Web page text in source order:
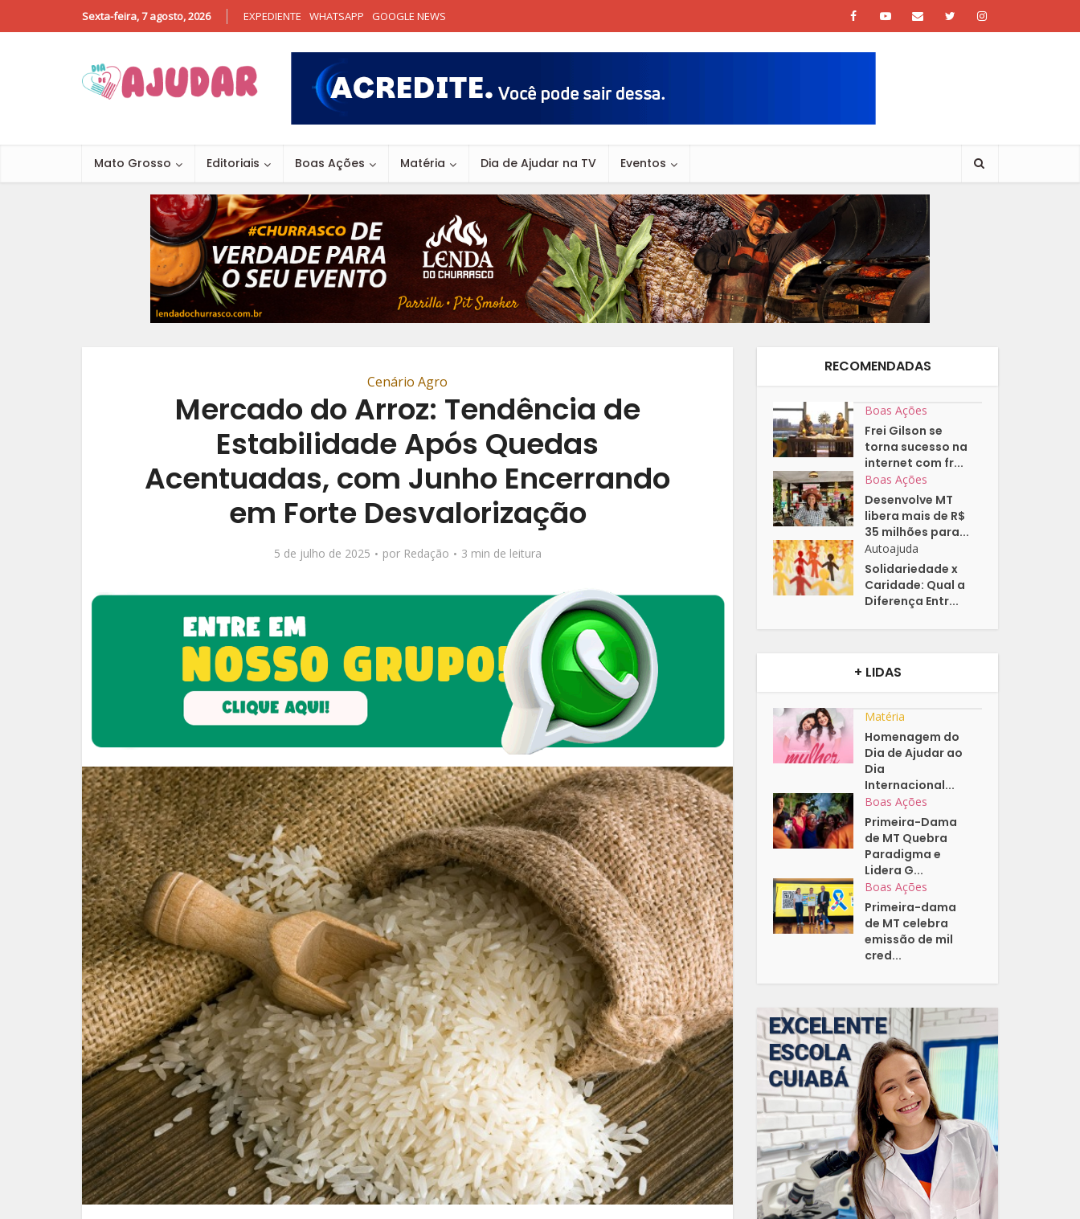
Sexta-feira, 7 agosto, 2026 EXPEDIENTE WHATSAPP GOOGLE NEWS
Mato Grosso Editoriais Boas Ações Matéria Dia de Ajudar na TV Eventos
Cenário Agro
Mercado do Arroz: Tendência de
Estabilidade Após Quedas
Acentuadas, com Junho Encerrando
em Forte Desvalorização
5 de julho de 2025 por Redação 3 min de leitura
RECOMENDADAS
Boas Ações
Frei Gilson se
torna sucesso na
internet com fr...
Boas Ações
Desenvolve MT
libera mais de R$
35 milhões para...
Autoajuda
Solidariedade x
Caridade: Qual a
Diferença Entr...
+ LIDAS
Matéria
Homenagem do
Dia de Ajudar ao
Dia
Internacional...
Boas Ações
Primeira-Dama
de MT Quebra
Paradigma e
Lidera G...
Boas Ações
Primeira-dama
de MT celebra
emissão de mil
cred...